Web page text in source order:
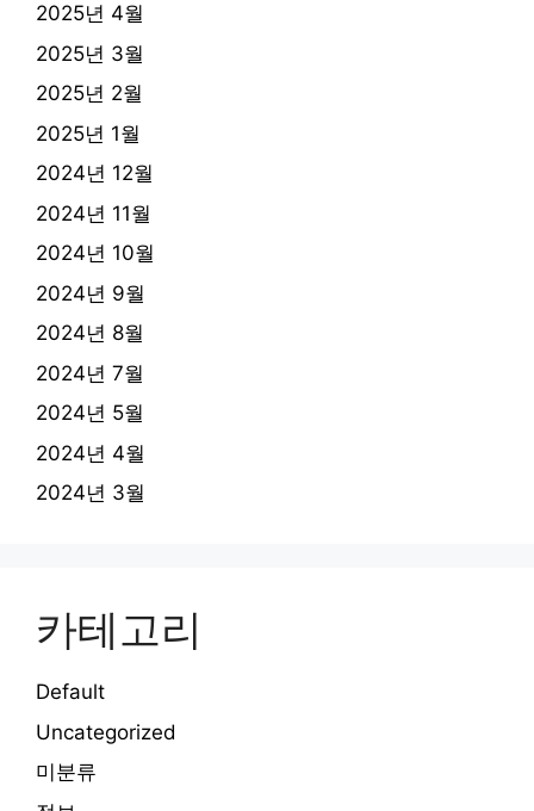
2025년 4월
2025년 3월
2025년 2월
2025년 1월
2024년 12월
2024년 11월
2024년 10월
2024년 9월
2024년 8월
2024년 7월
2024년 5월
2024년 4월
2024년 3월
카테고리
Default
Uncategorized
미분류